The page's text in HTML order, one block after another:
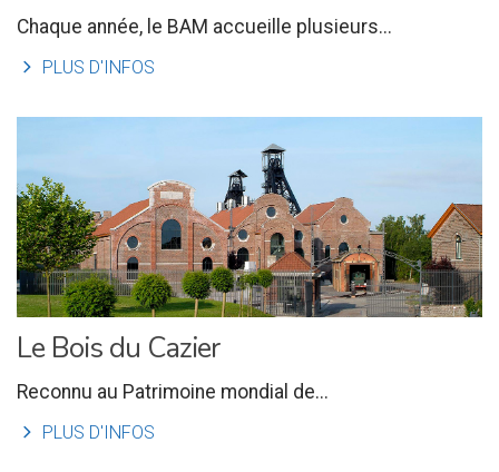
Chaque année, le BAM accueille plusieurs...
l PLUS D'INFOS
Le Bois du Cazier
Reconnu au Patrimoine mondial de...
l PLUS D'INFOS